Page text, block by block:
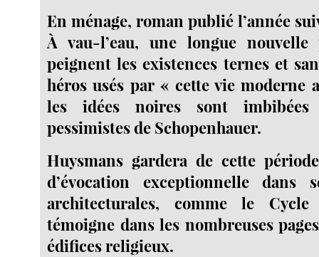
En ménage, roman publié l’année
À vau-l’eau, une longue nouvelle
peignent les existences ternes et
héros usés par « cette vie moderne
les idées noires sont imbibées
pessimistes de Schopenhauer.
Huysmans gardera de cette
d’évocation exceptionnelle dans
architecturales, comme le
témoigne dans les nombreuses
édifices religieux.